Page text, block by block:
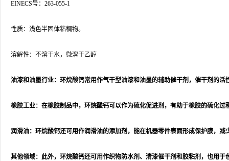
EINECS号：263-055-1
性质：浅色半固体粘稠物。
溶解性：不溶于水，微溶于乙醇
油漆和油墨行业：环烷酸钙常用作气干型油漆和油墨的辅助催干剂，催干剂的
橡胶工业：在橡胶制品中，环烷酸钙可以作为硫化促进剂，有助于橡胶的硫化过
润滑油：环烷酸钙还可用作润滑油的添加剂，能在机器零件表面形成保护膜，减
其他领域：此外，环烷酸钙还可用作织物防水剂、清漆催干剂和胶粘剂，也用于